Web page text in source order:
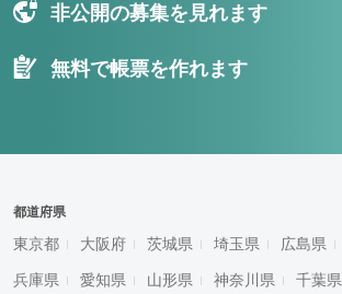
非公開の募集を見れます
無料で帳票を作れます
都道府県
東京都 大阪府 茨城県 埼玉県 広島県
兵庫県 愛知県 山形県 神奈川県 千葉県